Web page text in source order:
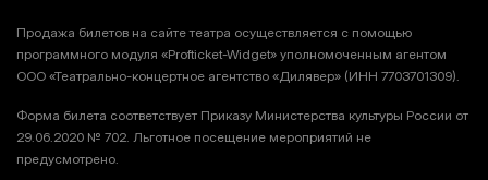
Продажа билетов на сайте театра осуществляется с помощью
программного модуля «Profticket-Widget» уполномоченным агентом
ООО «Театрально-концертное агентство «Дилявер» (ИНН 7703701309).
Форма билета соответствует Приказу Министерства культуры России от
29.06.2020 № 702. Льготное посещение мероприятий не
предусмотрено.